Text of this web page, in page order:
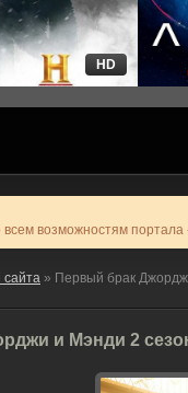
HD
всем возможностям
сайта » Первый брак
и Мэнди 2